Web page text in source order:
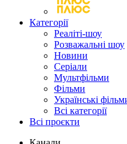
Категорії
Реаліті-шоу
Розважальні шоу
Новини
Серіали
Мультфільми
Фільми
Українські
Всі категорії
Всі проєкти